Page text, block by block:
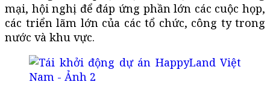
mại, hội nghị để đáp ứng phần lớn các cuộc họp,
các triển lãm lớn của các tổ chức, công ty trong
nước và khu vực.